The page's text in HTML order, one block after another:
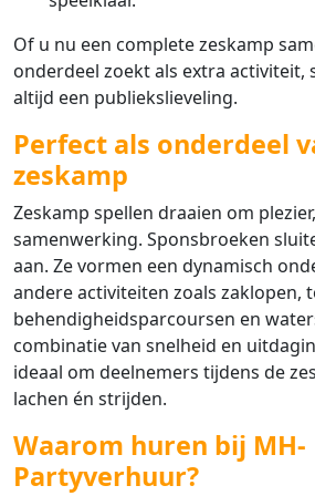
Of u nu een complete zeskamp
onderdeel zoekt als extra activiteit,
altijd een publiekslieveling.
Perfect als onderdeel
zeskamp
Zeskamp spellen draaien om
samenwerking. Sponsbroeken
aan. Ze vormen een dynamisch
andere activiteiten zoals zaklopen,
behendigheidsparcoursen en
combinatie van snelheid en
ideaal om deelnemers tijdens de
lachen én strijden.
Waarom huren bij MH-
Partyverhuur?